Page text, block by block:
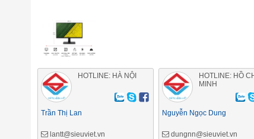
HOTLINE: HÀ NỘI
Trần Thị Lan
lantt@sieuviet.vn
HOTLINE: HỒ
MINH
Nguyễn Ngọc Dung
dungnn@sieuviet.vn